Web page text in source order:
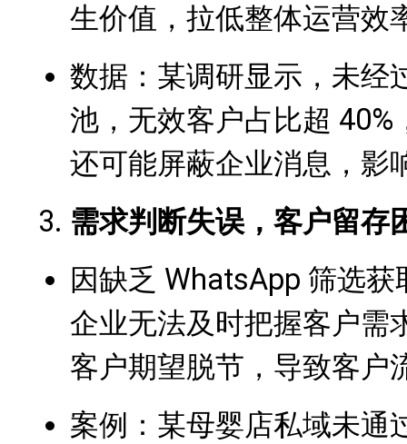
生价值，拉低整体运营效
数据：某调研显示，未经
池，无效客户占比超
还可能屏蔽企业消息，影
需求判断失误，客户留存
因缺乏 WhatsApp 筛选获
企业无法及时把握客户需
客户期望脱节，导致客户
案例：某母婴店私域未通